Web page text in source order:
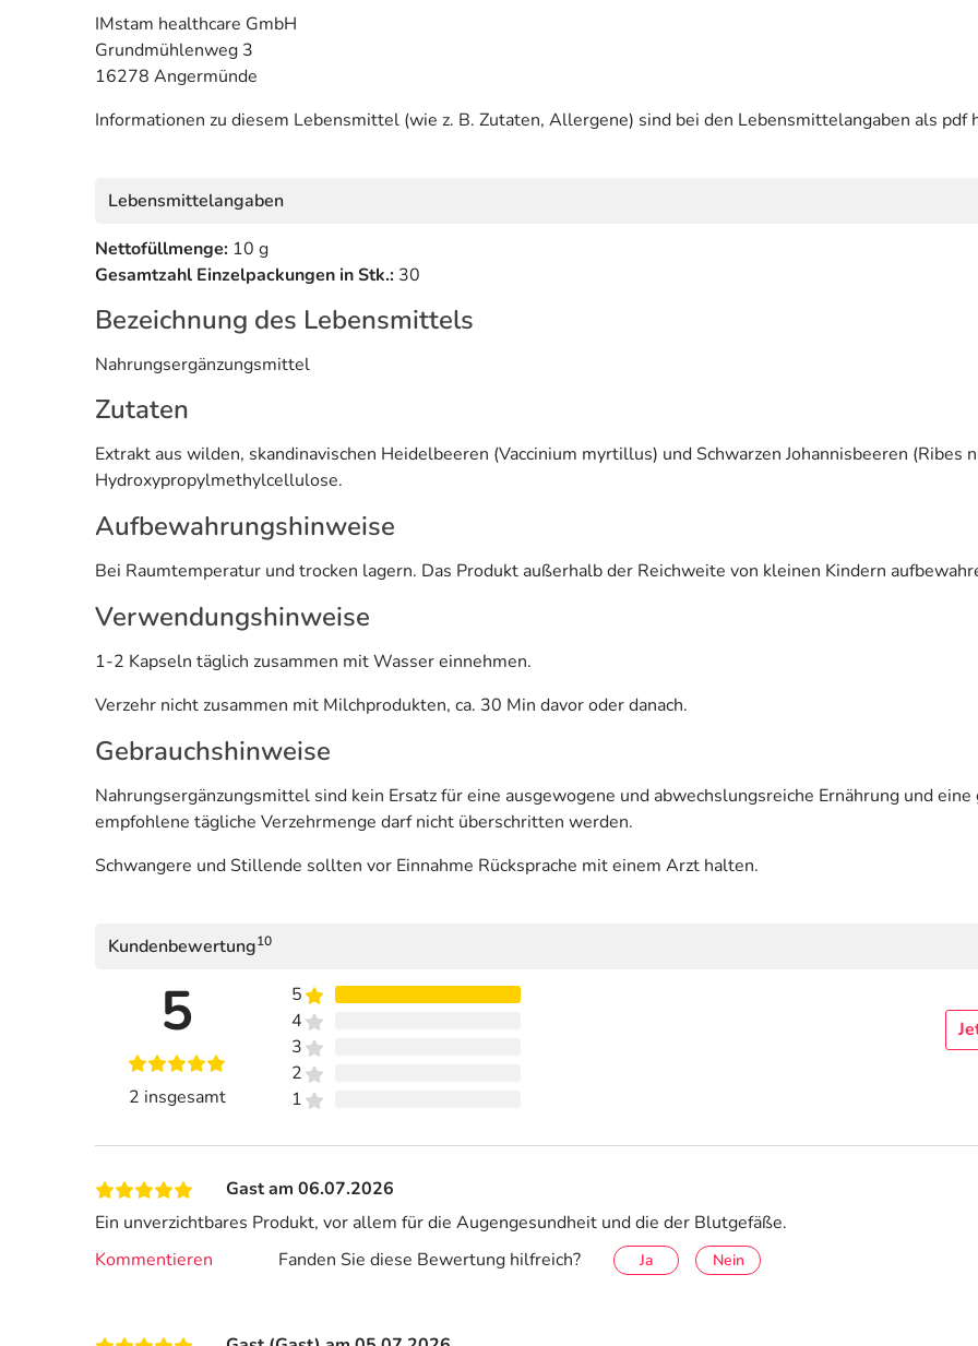
IMstam healthcare GmbH
Grundmühlenweg 3
16278 Angermünde
Informationen zu diesem Lebensmittel (wie z. B. Zutaten, Allergene) sind bei den Lebensmittelangaben als pdf
Lebensmittelangaben
Nettofüllmenge: 10 g
Gesamtzahl Einzelpackungen in Stk.: 30
Bezeichnung des Lebensmittels
Nahrungsergänzungsmittel
Zutaten
Extrakt aus wilden, skandinavischen Heidelbeeren (Vaccinium myrtillus) und Schwarzen Johannisbeeren
Hydroxypropylmethylcellulose.
Aufbewahrungshinweise
Bei Raumtemperatur und trocken lagern. Das Produkt außerhalb der Reichweite von kleinen Kindern
Verwendungshinweise
1-2 Kapseln täglich zusammen mit Wasser einnehmen.
Verzehr nicht zusammen mit Milchprodukten, ca. 30 Min davor oder danach.
Gebrauchshinweise
Nahrungsergänzungsmittel sind kein Ersatz für eine ausgewogene und abwechslungsreiche Ernährung und
empfohlene tägliche Verzehrmenge darf nicht überschritten werden.
Schwangere und Stillende sollten vor Einnahme Rücksprache mit einem Arzt halten.
Kundenbewertung10
5
2 insgesamt
5
4
3
2
1
Gast am 06.07.2026
Ein unverzichtbares Produkt, vor allem für die Augengesundheit und die der Blutgefäße.
Kommentieren
Fanden Sie diese Bewertung hilfreich? Ja Nein